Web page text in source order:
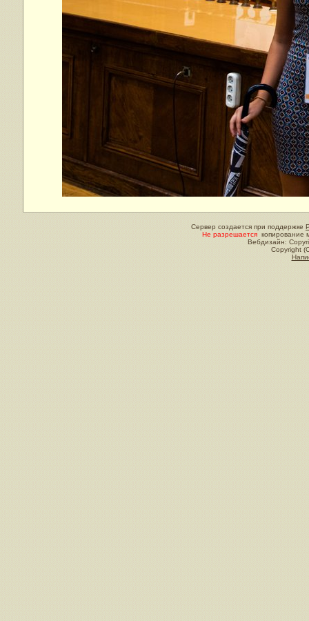
Сервер создается при поддержке
Не разрешается копирование
Вебдизайн:
Copyright